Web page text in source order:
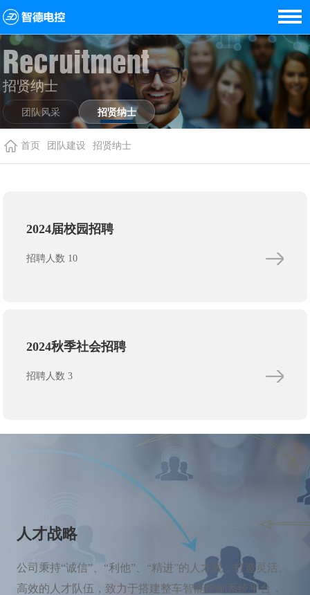
Recruitment
招贤纳士
团队风采 招贤纳士
首页 团队建设 招贤纳士
2024届校园招聘
招聘人数 10
2024秋季社会招聘
招聘人数 3
人才战略
公司秉持“诚信”、“利他”、“精进”的人才观，打造灵活、
高效的人才队伍，致力于搭建整车智能控制系统平台，